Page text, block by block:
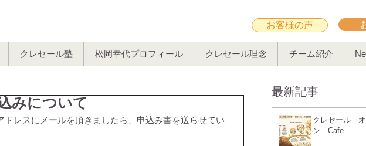
お客様の声
クレセール塾 松岡幸代プロフィール クレセール理念 チーム紹介
みについて
レスにメールを頂きましたら、申込み書を送らせてい
最新記事
クレセール オ
ン Cafe